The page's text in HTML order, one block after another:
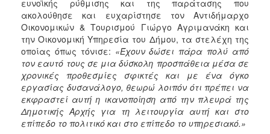
ευνοϊκής ρύθμισης και της παράτασης που
ακολούθησε και ευχαρίστησε τον Αντιδήμαρχο
Οικονομικών & Τουρισμού Γιώργο Αγριμανάκη και
την Οικονομική Υπηρεσία του Δήμου, τα στελέχη της
οποίας όπως τόνισε: «Έχουν δώσει πάρα πολύ από
τον εαυτό τους σε μια δύσκολη προσπάθεια μέσα σε
χρονικές προθεσμίες σφικτές και με ένα όγκο
εργασίας δυσανάλογο, θεωρώ λοιπόν ότι πρέπει να
εκφραστεί αυτή η ικανοποίηση από την πλευρά της
Δημοτικής Αρχής για τη λειτουργία αυτή και στο
επίπεδο το πολιτικό και στο επίπεδο το υπηρεσιακό.»